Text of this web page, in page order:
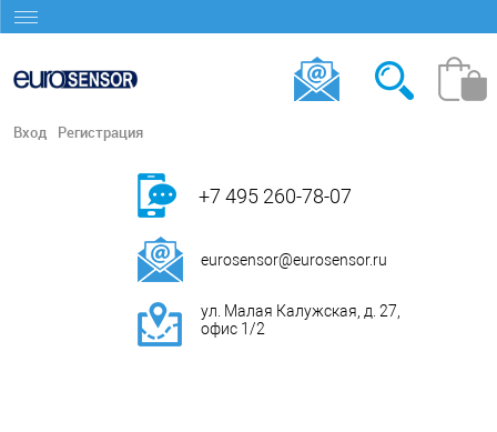
Вход Регистрация
+7 495 260-78-07
eurosensor@eurosensor.ru
ул. Малая Калужская, д. 27,
офис 1/2